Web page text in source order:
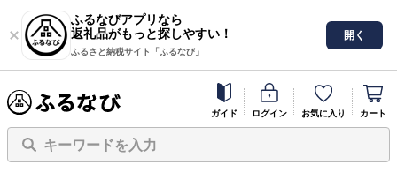
ふるなびアプリなら
返礼品がもっと探しやすい！
ふるさと納税サイト「ふるなび」
開く
ガイド ログイン お気に入り カート
キーワードを入力